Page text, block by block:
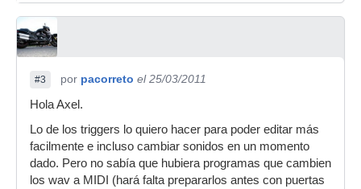
#3 por pacorreto el 25/03/2011
Hola Axel.
Lo de los triggers lo quiero hacer para poder editar más
facilmente e incluso cambiar sonidos en un momento
dado. Pero no sabía que hubiera programas que cambien
los wav a MIDI (hará falta prepararlos antes con puertas